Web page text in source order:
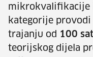
mikrokvalifikacije
kategorije
trajanju od 100
teorijskog dijela